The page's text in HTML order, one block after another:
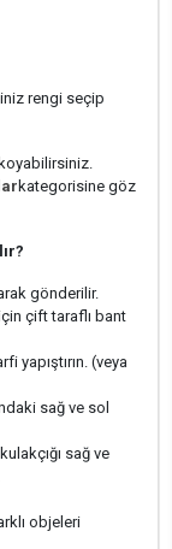
rengi seçip
kategorisine göz
gönderilir.
çift taraflı bant
yapıştırın. (veya
sağ ve sol
sağ ve
objeleri